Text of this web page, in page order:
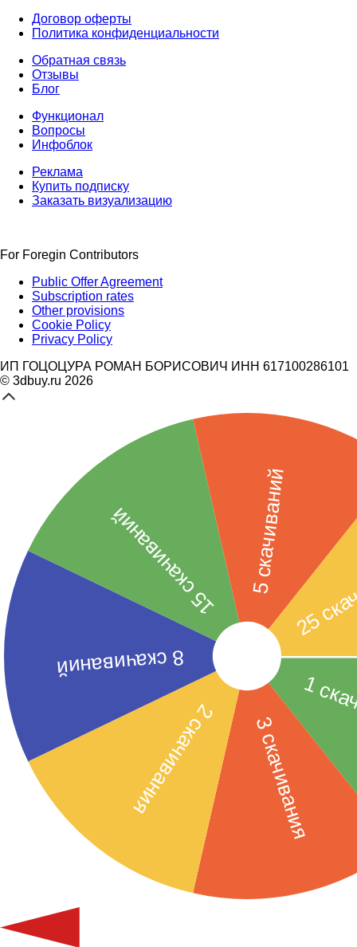
Договор оферты
Политика конфиденциальности
Обратная связь
Отзывы
Блог
Функционал
Вопросы
Инфоблок
Реклама
Купить подписку
Заказать визуализацию
For Foregin Contributors
Public Offer Agreement
Subscription rates
Other provisions
Cookie Policy
Privacy Policy
ИП ГОЦОЦУРА РОМАН БОРИСОВИЧ ИНН 617100286101
© 3dbuy.ru 2026